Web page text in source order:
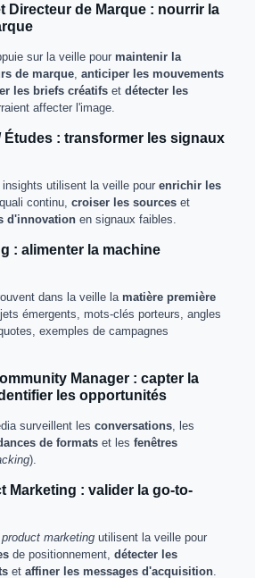
Directeur de Marque : nourrir la
sur la veille pour maintenir la
de marque anticiper les mouvements
les briefs créatifs et détecter les
affecter l'image.
Études : transformer les signaux
insights utilisent la veille pour enrichir les
continu, croiser les sources et
d'innovation en signaux faibles.
: alimenter la machine
dans la veille la matière première
émergents, mots-clés porteurs, angles
exemples de campagnes
Manager : capter la
les opportunités
surveillent les conversations , les
de formats et les fenêtres
).
Marketing : valider la go-to-
product marketing utilisent la veille pour
de positionnement, détecter les
et affiner les messages d'acquisition